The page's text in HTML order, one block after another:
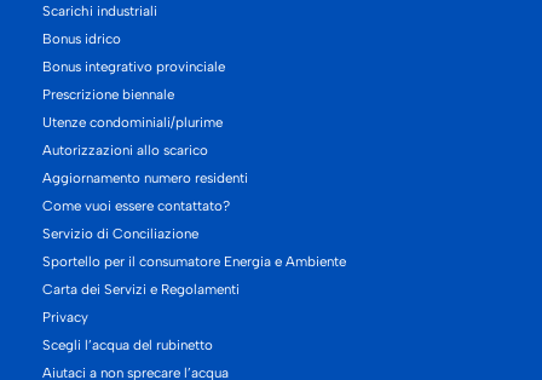
Scarichi industriali
Bonus idrico
Bonus integrativo provinciale
Prescrizione biennale
Utenze condominiali/plurime
Autorizzazioni allo scarico
Aggiornamento numero residenti
Come vuoi essere contattato?
Servizio di Conciliazione
Sportello per il consumatore Energia e Ambiente
Carta dei Servizi e Regolamenti
Privacy
Scegli l’acqua del rubinetto
Aiutaci a non sprecare l’acqua